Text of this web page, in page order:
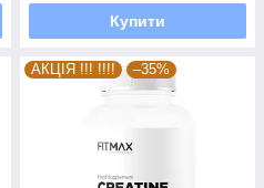
Купити
АКЦІЯ !!! !!!! –35%